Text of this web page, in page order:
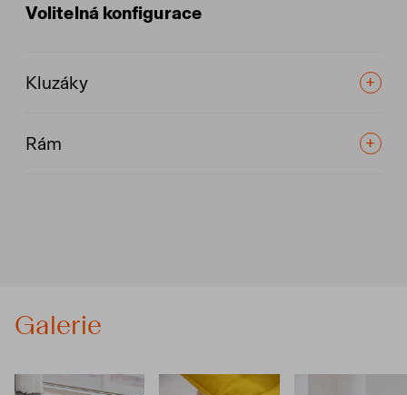
Volitelná konfigurace
Kluzáky
Rám
Galerie